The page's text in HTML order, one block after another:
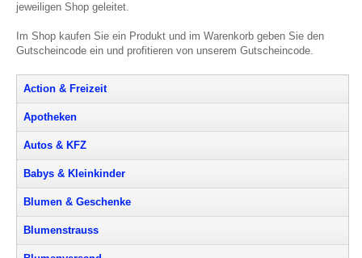
jeweiligen Shop geleitet.
Im Shop kaufen Sie ein Produkt und im Warenkorb geben Sie den
Gutscheincode ein und profitieren von unserem Gutscheincode.
Action & Freizeit
Apotheken
Autos & KFZ
Babys & Kleinkinder
Blumen & Geschenke
Blumenstrauss